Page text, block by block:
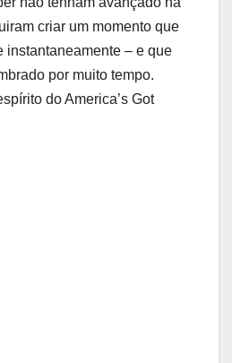
criar um momento que
instantaneamente – e que
por muito tempo.
do America’s Got